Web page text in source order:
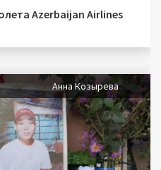
Azerbaijan Airlines
Анна Козырева